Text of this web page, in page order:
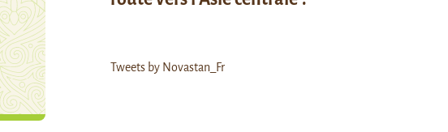
Tweets by Novastan_Fr